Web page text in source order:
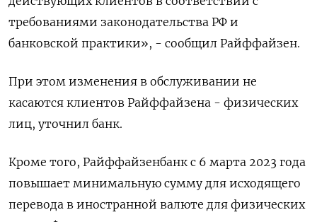
требованиями законодательства РФ и
банковской практики», - сообщил Райффайзен.
При этом изменения в обслуживании не
касаются клиентов Райффайзена - физических
лиц, уточнил банк.
Кроме того, Райффайзенбанк с 6 марта 2023 года
повышает минимальную сумму для исходящего
перевода в иностранной валюте для физических